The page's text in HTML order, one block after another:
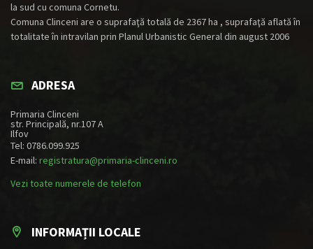
la sud cu comuna Cornetu.
Comuna Clinceni are o suprafaţă totală de 2367 ha , suprafaţă aflată în
totalitate în intravilan prin Planul Urbanistic General din august 2006
ADRESA
Primaria Clinceni
str. Principală, nr.107 A
Ilfov
Tel: 0786.099.925
E-mail: registratura@primaria-clinceni.ro
Vezi toate numerele de telefon
INFORMAȚII LOCALE